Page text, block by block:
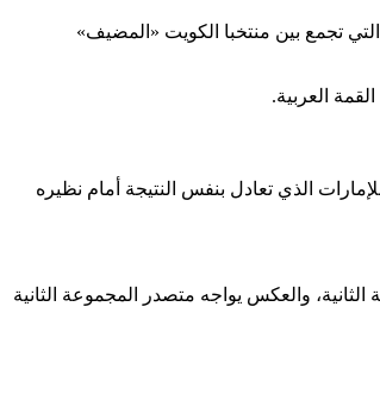
تجمع بين منتخبا الكويت «المضيف»
العربية.
العماني، كما هو الحال بالنسبة للإمارات الذي تعادل بنفس النتيجة أمام نظيره
والعكس يواجه متصدر المجموعة الثانية